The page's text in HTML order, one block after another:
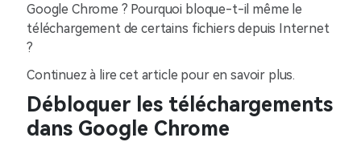
Google Chrome ? Pourquoi bloque-t-il même le
téléchargement de certains fichiers depuis Internet
?
Continuez à lire cet article pour en savoir plus.
Débloquer les téléchargements
dans Google Chrome